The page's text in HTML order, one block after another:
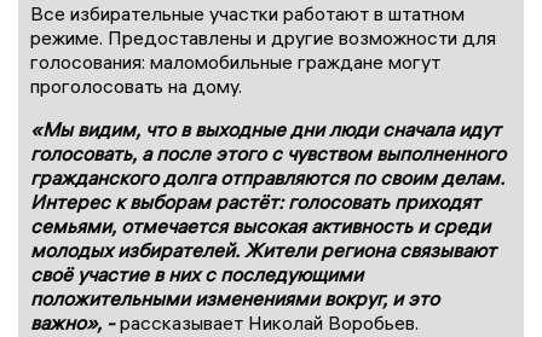
Все избирательные участки работают в штатном
режиме. Предоставлены и другие возможности для
голосования: маломобильные граждане могут
проголосовать на дому.
«Мы видим, что в выходные дни люди сначала идут
голосовать, а после этого с чувством выполненного
гражданского долга отправляются по своим делам.
Интерес к выборам растёт: голосовать приходят
семьями, отмечается высокая активность и среди
молодых избирателей. Жители региона связывают
своё участие в них с последующими
положительными изменениями вокруг, и это
важно», -рассказывает Николай Воробьев.